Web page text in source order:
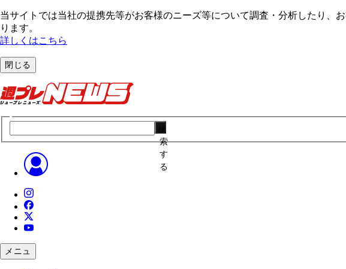
当サイトでは当社の提携先等がお客様のニーズ等について調査・分析したり、
ります。
詳しくはこちら
閉じる
索
す
る
メニュ